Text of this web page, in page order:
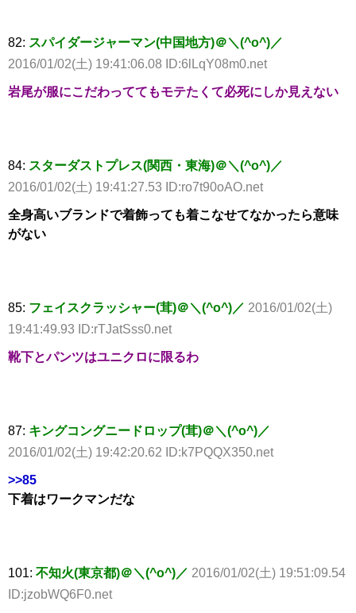
82: スパイダージャーマン(中国地方)＠＼(^o^)／
2016/01/02(土) 19:41:06.08 ID:6lLqY08m0.net
岩尾が服にこだわっててもモテたくて必死にしか見えない
84: スターダストプレス(関西・東海)＠＼(^o^)／
2016/01/02(土) 19:41:27.53 ID:ro7t90oAO.net
全身高いブランドで着飾っても着こなせてなかったら意味
がない
85: フェイスクラッシャー(茸)＠＼(^o^)／ 2016/01/02(土)
19:41:49.93 ID:rTJatSss0.net
靴下とパンツはユニクロに限るわ
87: キングコングニードロップ(茸)＠＼(^o^)／
2016/01/02(土) 19:42:20.62 ID:k7PQQX350.net
>>85
下着はワークマンだな
101: 不知火(東京都)＠＼(^o^)／ 2016/01/02(土) 19:51:09.54
ID:jzobWQ6F0.net